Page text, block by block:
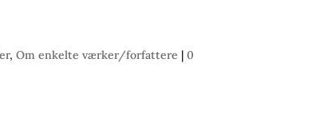
,Om enkelte værker/forfattere |0